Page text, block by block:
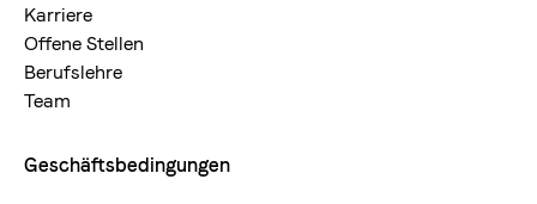
Karriere
Offene Stellen
Berufslehre
Team
Geschäftsbedingungen